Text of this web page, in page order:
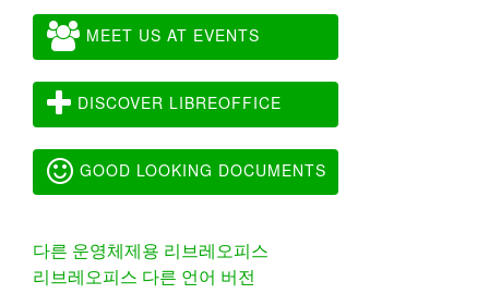
MEET US AT EVENTS
DISCOVER LIBREOFFICE
GOOD LOOKING DOCUMENTS
다른 운영체제용 리브레오피스
리브레오피스 다른 언어 버전